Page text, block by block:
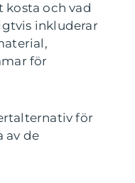
och vad
inkluderar
för
för
av de